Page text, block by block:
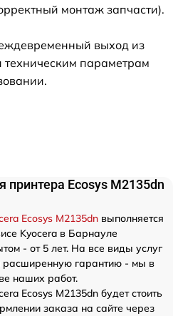
монтаж запчасти).
выход из
техническим параметрам
принтера Ecosys M2135dn
Ecosys M2135dn выполняется
Kyocera в Барнауле
- от 5 лет. На все виды услуг
расширенную гарантию - мы в
наших работ.
Ecosys M2135dn будет стоить
заказа на сайте через